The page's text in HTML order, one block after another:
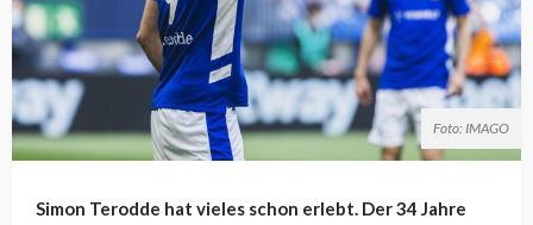
Foto: IMAGO
Simon Terodde hat vieles schon erlebt. Der 34 Jahre